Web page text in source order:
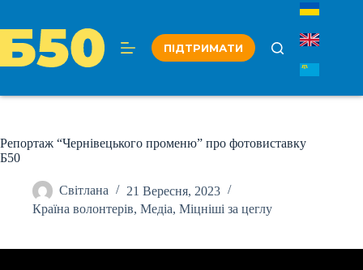
вмісту
ПІДТРИМАТИ
Репортаж “Чернівецького променю” про фотовиставку
Б50
Світлана
21 Вересня, 2023
Країна волонтерів, Медіа, Міцніші за цеглу